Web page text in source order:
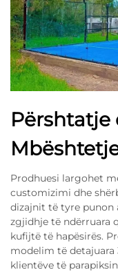
Përshtatje
Prodhuesi largohet
customizimi dhe
dizajnit të tyre punon
zgjidhje të ndërruara
kufijtë të hapësirës.
modelim të detajuara
klientëve të